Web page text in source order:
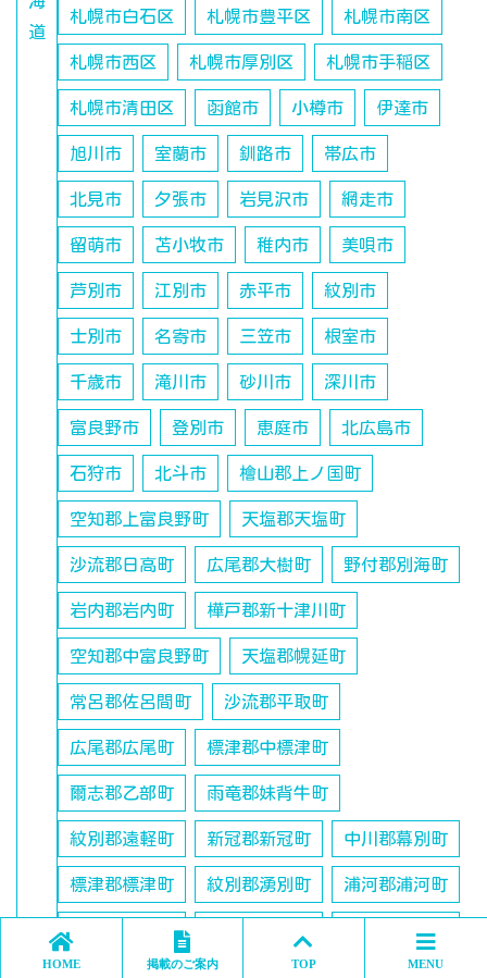
道
札幌市白石区 札幌市豊平区 札幌市南区
札幌市西区 札幌市厚別区 札幌市手稲区
札幌市清田区 函館市 小樽市 伊達市
旭川市 室蘭市 釧路市 帯広市
北見市 夕張市 岩見沢市 網走市
留萌市 苫小牧市 稚内市 美唄市
芦別市 江別市 赤平市 紋別市
士別市 名寄市 三笠市 根室市
千歳市 滝川市 砂川市 深川市
富良野市 登別市 恵庭市 北広島市
石狩市 北斗市 檜山郡上ノ国町
空知郡上富良野町 天塩郡天塩町
沙流郡日高町 広尾郡大樹町 野付郡別海町
岩内郡岩内町 樺戸郡新十津川町
空知郡中富良野町 天塩郡幌延町
常呂郡佐呂間町 沙流郡平取町
広尾郡広尾町 標津郡中標津町
爾志郡乙部町 雨竜郡妹背牛町
紋別郡遠軽町 新冠郡新冠町 中川郡幕別町
標津郡標津町 紋別郡湧別町 浦河郡浦河町
瀬棚郡今金町
HOME 掲載のご案内 TOP MENU